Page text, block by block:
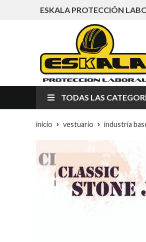
ESKALA PROTECCIÓN
TODAS LAS
inicio vestuario industria